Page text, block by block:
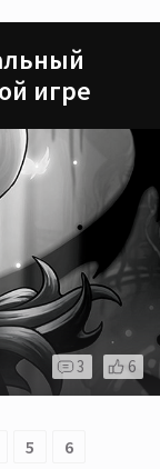
игре
3 6
5 6